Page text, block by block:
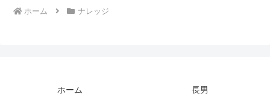
ホーム ナレッジ
ホーム
長男